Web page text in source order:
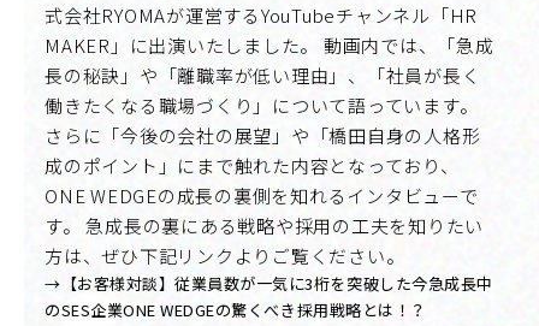
式会社RYOMAが運営するYouTubeチャンネル「HR
MAKER」に出演いたしました。 動画内では、「急成
長の秘訣」や「離職率が低い理由」、「社員が長く
働きたくなる職場づくり」について語っています。
さらに「今後の会社の展望」や「橋田自身の人格形
成のポイント」にまで触れた内容となっており、
ONE WEDGEの成長の裏側を知れるインタビューで
す。 急成長の裏にある戦略や採用の工夫を知りたい
方は、ぜひ下記リンクよりご覧ください。
→【お客様対談】従業員数が一気に3桁を突破した今急成長中
のSES企業ONE WEDGEの驚くべき採用戦略とは！？